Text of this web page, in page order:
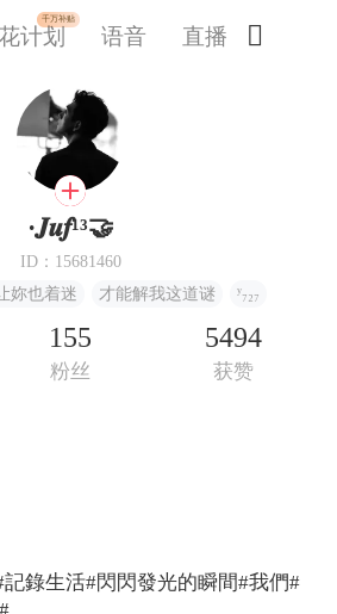
千万补贴
计划 语音 直播 
·𝑱𝒖𝒇¹³🤝
ID：15681460
妳也着迷 才能解我这道谜 ʸ₇₂₇
155
粉丝
5494
获赞
記錄生活#閃閃發光的瞬間#我們#